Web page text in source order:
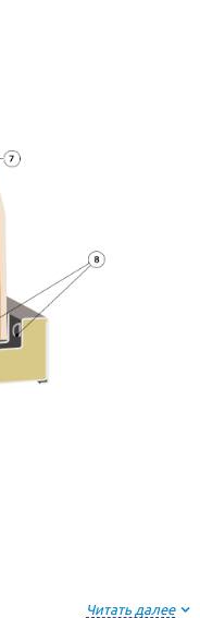
Читать далее